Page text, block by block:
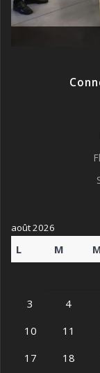
août 2026
L M
3
4
10
11
17
18